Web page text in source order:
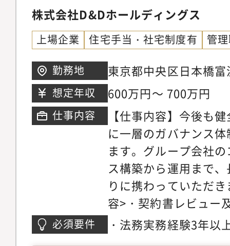
特化型営業支援SaaS
新しい仕組みの不動
グ など
株式会社D&Dホールディングス
上場企業 住宅手当・社宅制度有 管
勤務地
東京都中央区日本橋
橋富沢町ビル7階
想定年収 600万円～ 700万円
仕事内容
【仕事内容】今後も
に一層のガバナンス
ます。グループ会社
ス構築から運用まで
りに携わっていただ
容>・契約書レビュー
応・契約書管理・社
必須要件 ・法務実務経験3年以